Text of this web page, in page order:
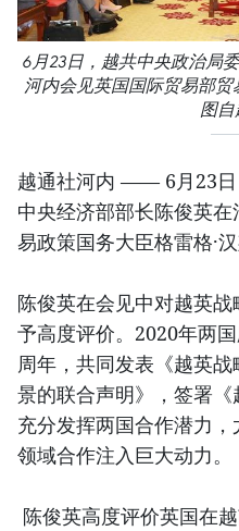
6月23日，越共中央政治局
河内会见英国国际贸易部贸
图
越通社河内 —— 6月23日
中央经济部部长陈俊英
易政策国务大臣格雷格·
陈俊英在会见中对越英
予高度评价。2020年两
周年，共同发表《越英
景的联合声明》，签署
充分发挥两国合作潜力
领域合作注入巨大动力。
陈俊英高度评价英国在